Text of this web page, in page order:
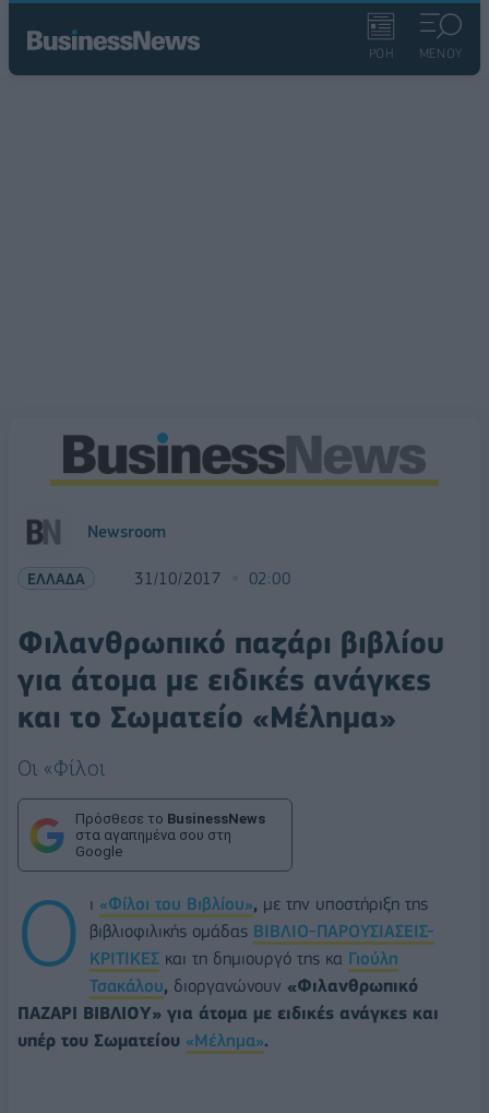
ΡΟΗ ΜΕΝΟΥ
Newsroom
ΕΛΛΑΔΑ 31/10/2017 02:00
Φιλανθρωπικό παζάρι βιβλίου
για άτομα με ειδικές ανάγκες
και το Σωματείο «Μέλημα»
Οι «Φίλοι
Πρόσθεσε το BusinessNews
στα αγαπημένα σου στη
Google
Ο ι «Φίλοι του Βιβλίου», με την υποστήριξη της
βιβλιοφιλικής ομάδας ΒΙΒΛΙΟ-ΠΑΡΟΥΣΙΑΣΕΙΣ-
ΚΡΙΤΙΚΕΣ και τη δημιουργό της κα Γιούλη
Τσακάλου, διοργανώνουν «Φιλανθρωπικό
ΠΑΖΑΡΙ ΒΙΒΛΙΟΥ» για άτομα με ειδικές ανάγκες και
υπέρ του Σωματείου «Μέλημα».